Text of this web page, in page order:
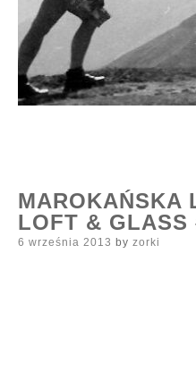
MAROKAŃSKA
LOFT & GLASS
Posted
6 września 2013 by zorki